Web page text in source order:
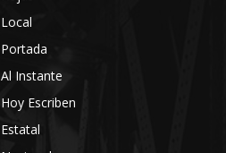
Local
Portada
Al Instante
Hoy Escriben
Estatal